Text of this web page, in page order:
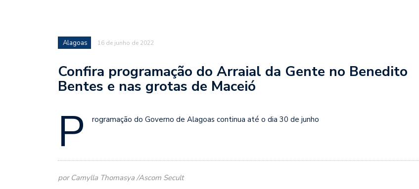
Alagoas 16 de junho de 2022
Confira programação do Arraial da Gente no Benedito
Bentes e nas grotas de Maceió
P rogramação do Governo de Alagoas continua até o dia 30 de junho
por Camylla Thomasya /Ascom Secult